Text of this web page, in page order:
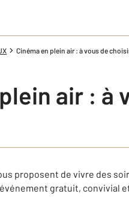
Cinéma en plein air : à vous de
air : à
proposent de vivre des
gratuit, convivial